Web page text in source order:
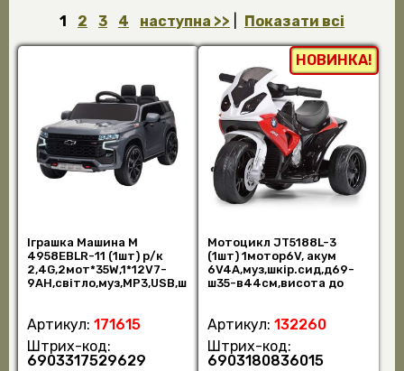
1
2 3 4 наступна >> Показати всі
Іграшка Машина M
4958EBLR-11 (1шт) р/к
2,4G,2мот*35W,1*12V7-
9AH,світло,муз,MP3,USB,ш
Артикул: 171615
Штрих-код:
6903317529629
НОВИНКА!
Мотоцикл JT5188L-3
(1шт) 1мотор6V, акум
6V4A,муз,шкір.сид,д69-
ш35-в44см,висота до
Артикул: 132260
Штрих-код:
6903180836015